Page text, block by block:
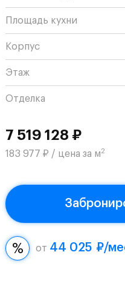
Площадь кухни
Корпус
Этаж
Отделка
7 519 128 ₽
183 977 ₽ / цена за м2
от 44 025 ₽/